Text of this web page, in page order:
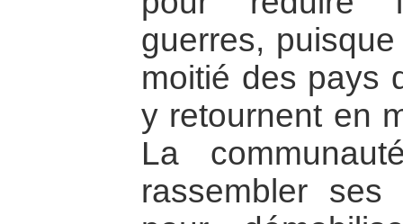
guerres,
moitié des pays
y retournent en
La
rassembler